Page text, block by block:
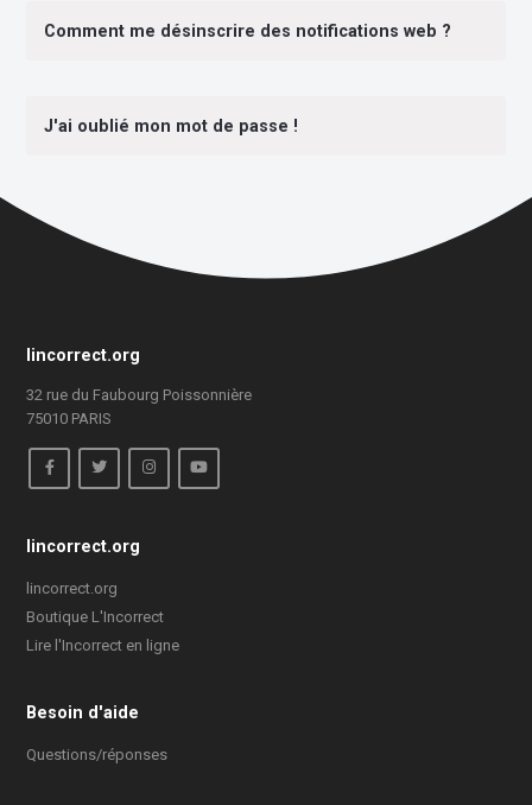
Comment me désinscrire des notifications web ?
J'ai oublié mon mot de passe !
lincorrect.org
32 rue du Faubourg Poissonnière
75010 PARIS
lincorrect.org
lincorrect.org
Boutique L'Incorrect
Lire l'Incorrect en ligne
Besoin d'aide
Questions/réponses